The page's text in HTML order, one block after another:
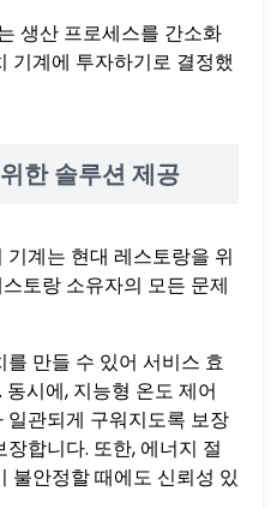
생산 프로세스를 간소화
기계에 투자하기로 결정했
한 솔루션 제공
계는 현대 레스토랑을 위
토랑 소유자의 모든 문제
만들 수 있어 서비스 효
시에, 지능형 온도 제어
관되게 구워지도록 보장
합니다. 또한, 에너지 절
불안정할 때에도 신뢰성 있